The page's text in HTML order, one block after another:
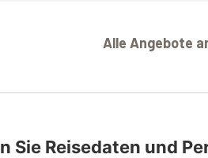
Alle Angebote
Sie Reisedaten und